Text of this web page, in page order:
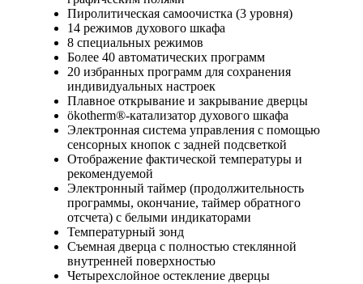
Пиролитическая самоочистка (3 уровня)
14 режимов духового шкафа
8 специальных режимов
Более 40 автоматических программ
20 избранных программ для сохранения
индивидуальных настроек
Плавное открывание и закрывание дверцы
ökotherm®-катализатор духового шкафа
Электронная система управления с помощью
сенсорных кнопок с задней подсветкой
Отображение фактической температуры и
рекомендуемой
Электронный таймер (продолжительность
программы, окончание, таймер обратного
отсчета) с белыми индикаторами
Температурный зонд
Съемная дверца с полностью стеклянной
внутренней поверхностью
Четырехслойное остекление дверцы